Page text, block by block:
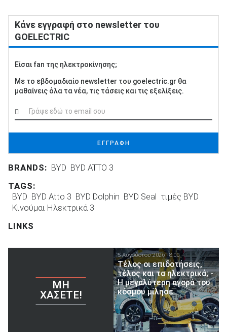
Κάνε εγγραφή στο newsletter του
GOELECTRIC
Είσαι fan της ηλεκτροκίνησης;
Με το εβδομαδιαίο newsletter του goelectric.gr θα
μαθαίνεις όλα τα νέα, τις τάσεις και τις εξελίξεις.
ΕΓΓΡΑΦΗ
BRANDS: BYD BYD ATTO 3
TAGS:
BYD BYD Atto 3 BYD Dolphin BYD Seal τιμές BYD
Κινούμαι Ηλεκτρικά 3
LINKS
ΜΗ
ΧΆΣΕΤΕ!
5 Αυγούστου 2026 18:00
Τέλος οι επιδοτήσεις,
τέλος και τα ηλεκτρικά; -
Η μεγαλύτερη αγορά του
κόσμου μίλησε